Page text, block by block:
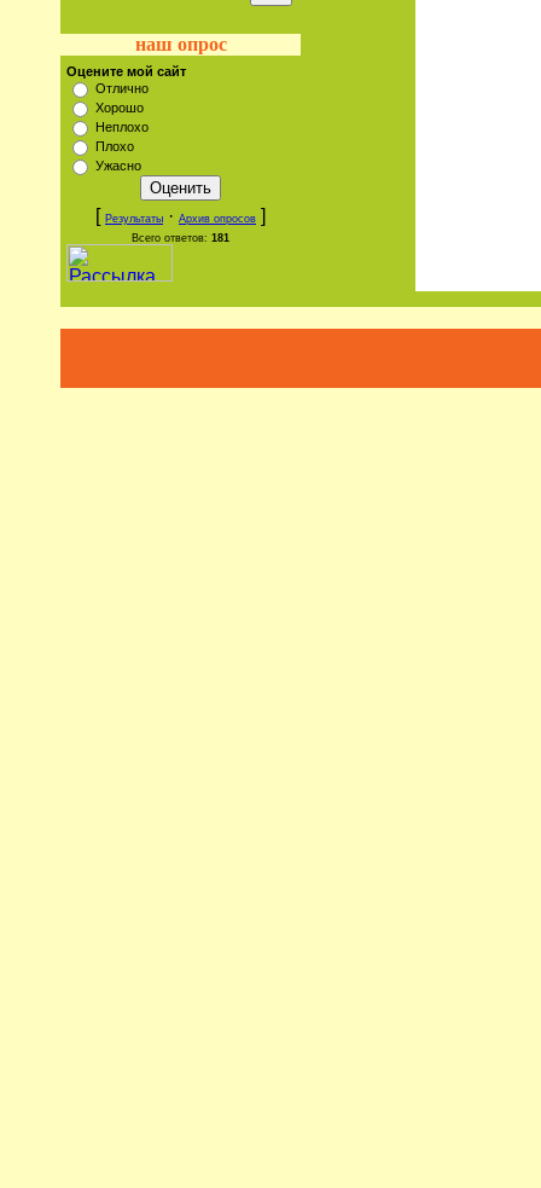
наш опрос
Оцените мой сайт
Отлично
Хорошо
Неплохо
Плохо
Ужасно
[ Результаты · Архив опросов ]
Всего ответов: 181